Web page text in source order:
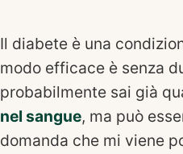
Il diabete è una
modo efficace è senza
probabilmente sai già
nel sangue, ma può
domanda che mi viene